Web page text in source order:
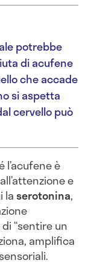
potrebbe
di acufene
che accade
si aspetta
cervello può
è
e
laserotonina,
“sentire un
amplifica